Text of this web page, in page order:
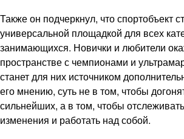
Также он подчеркнул, что спортобъект
универсальной площадкой для всех
занимающихся. Новички и любители
пространстве с чемпионами и
станет для них источником
его мнению, суть не в том, чтобы
сильнейших, а в том, чтобы
изменения и работать над собой.